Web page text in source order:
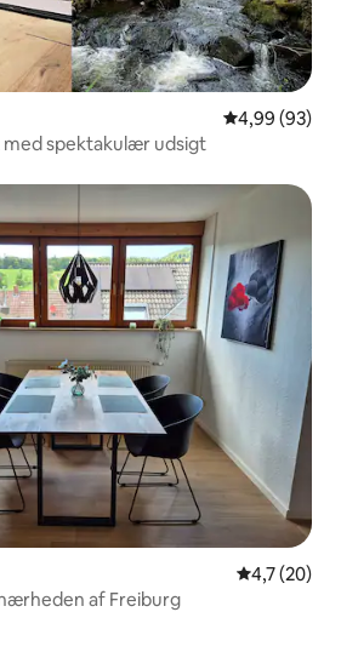
4,99 ud af 5 i
4,99 (93)
med spektakulær udsigt
4,7 ud af 5 i
4,7 (20)
af Freiburg